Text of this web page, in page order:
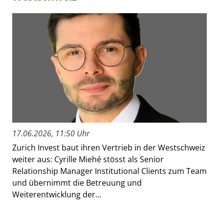
17.06.2026, 11:50 Uhr
Zurich Invest baut ihren Vertrieb in der Westschweiz
weiter aus: Cyrille Miehé stösst als Senior
Relationship Manager Institutional Clients zum Team
und übernimmt die Betreuung und
Weiterentwicklung der...